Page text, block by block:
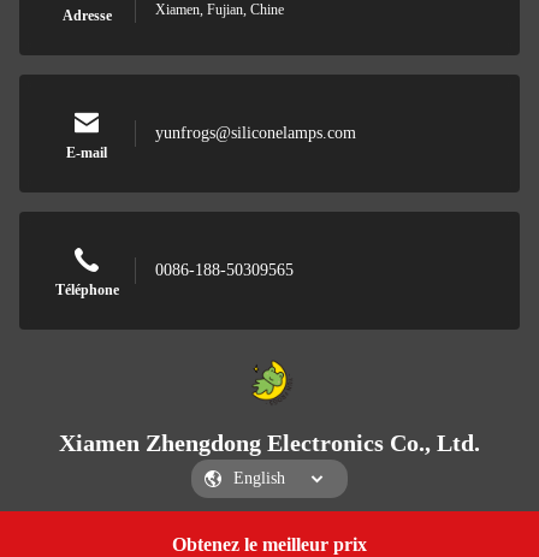
Obtenez le meilleur prix
Adresse
Xiamen, Fujian, Chine
E-mail
yunfrogs@siliconelamps.com
Téléphone
0086-188-50309565
Xiamen Zhengdong Electronics Co., Ltd.
Xiamen Zhengdong Electronics Co., Ltd.Get a Quote